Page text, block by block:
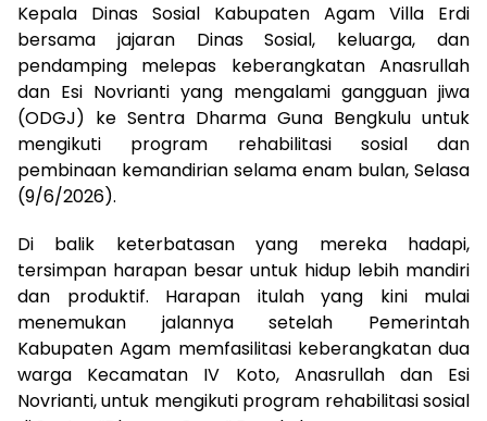
Kepala Dinas Sosial Kabupaten Agam Villa Erdi
bersama jajaran Dinas Sosial, keluarga, dan
pendamping melepas keberangkatan Anasrullah
dan Esi Novrianti yang mengalami gangguan jiwa
(ODGJ) ke Sentra Dharma Guna Bengkulu untuk
mengikuti program rehabilitasi sosial dan
pembinaan kemandirian selama enam bulan, Selasa
(9/6/2026).
Di balik keterbatasan yang mereka hadapi,
tersimpan harapan besar untuk hidup lebih mandiri
dan produktif. Harapan itulah yang kini mulai
menemukan jalannya setelah Pemerintah
Kabupaten Agam memfasilitasi keberangkatan dua
warga Kecamatan IV Koto, Anasrullah dan Esi
Novrianti, untuk mengikuti program rehabilitasi sosial